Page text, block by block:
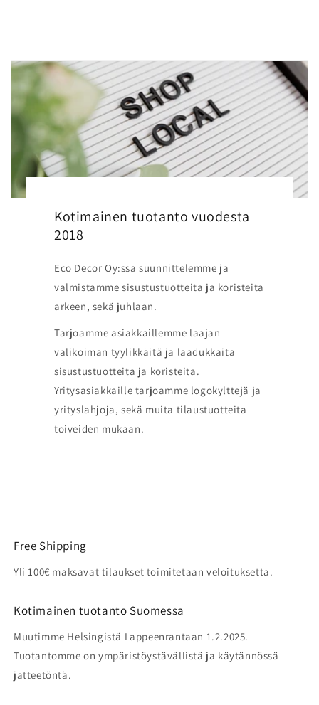
Kotimainen tuotanto vuodesta
2018
Eco Decor Oy:ssa suunnittelemme ja
valmistamme sisustustuotteita ja koristeita
arkeen, sekä juhlaan.
Tarjoamme asiakkaillemme laajan
valikoiman tyylikkäitä ja laadukkaita
sisustustuotteita ja koristeita.
Yritysasiakkaille tarjoamme logokylttejä ja
yrityslahjoja, sekä muita tilaustuotteita
toiveiden mukaan.
Free Shipping
Yli 100€ maksavat tilaukset toimitetaan veloituksetta.
Kotimainen tuotanto Suomessa
Muutimme Helsingistä Lappeenrantaan 1.2.2025.
Tuotantomme on ympäristöystävällistä ja käytännössä
jätteetöntä.